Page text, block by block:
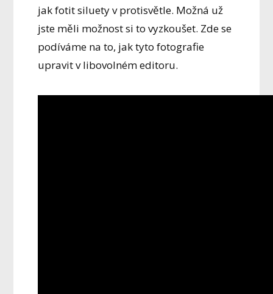
jak fotit siluety v protisvětle. Možná už
jste měli možnost si to vyzkoušet. Zde se
podíváme na to, jak tyto fotografie
upravit v libovolném editoru.